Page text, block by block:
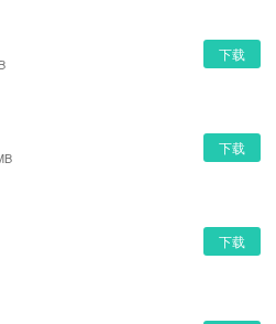
下载
下载
下载